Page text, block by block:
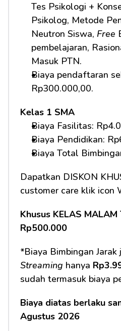
Tes Psikologi +
Psikolog, Metode
Neutron Siswa, Free
pembelajaran,
Masuk PTN.
Biaya pendaftaran
Rp300.000,00.
Kelas 1 SMA
Biaya Fasilitas:
Biaya Pendidikan:
Biaya Total
Dapatkan DISKON
customer care klik icon
Khusus KELAS
Rp500.000
*Biaya Bimbingan Jarak
Streaming hanya
sudah termasuk biaya
Biaya diatas berlaku
Agustus 2026